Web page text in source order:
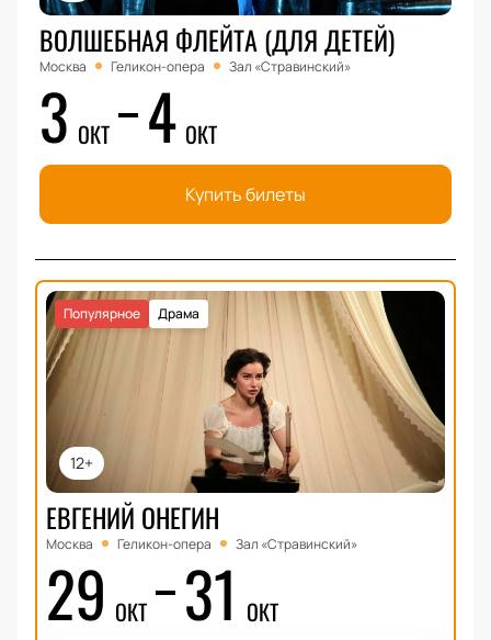
ВОЛШЕБНАЯ ФЛЕЙТА (ДЛЯ ДЕТЕЙ)
Москва Геликон-опера Зал «Стравинский»
3 ОКТ 4 ОКТ
Купить билеты
12+
Драма
Популярное
ЕВГЕНИЙ ОНЕГИН
Москва Геликон-опера Зал «Стравинский»
29 ОКТ 31 ОКТ